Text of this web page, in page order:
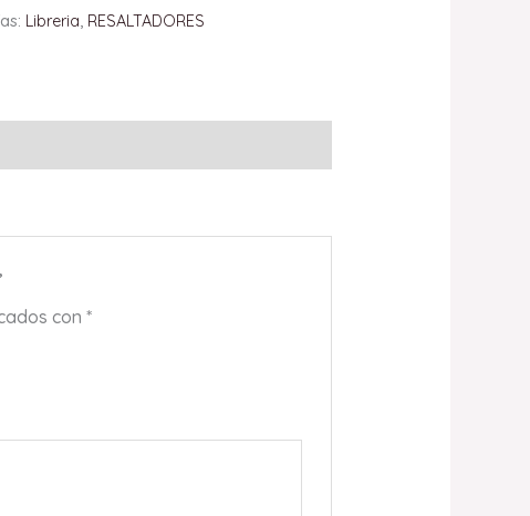
Libreria, RESALTADORES
con*